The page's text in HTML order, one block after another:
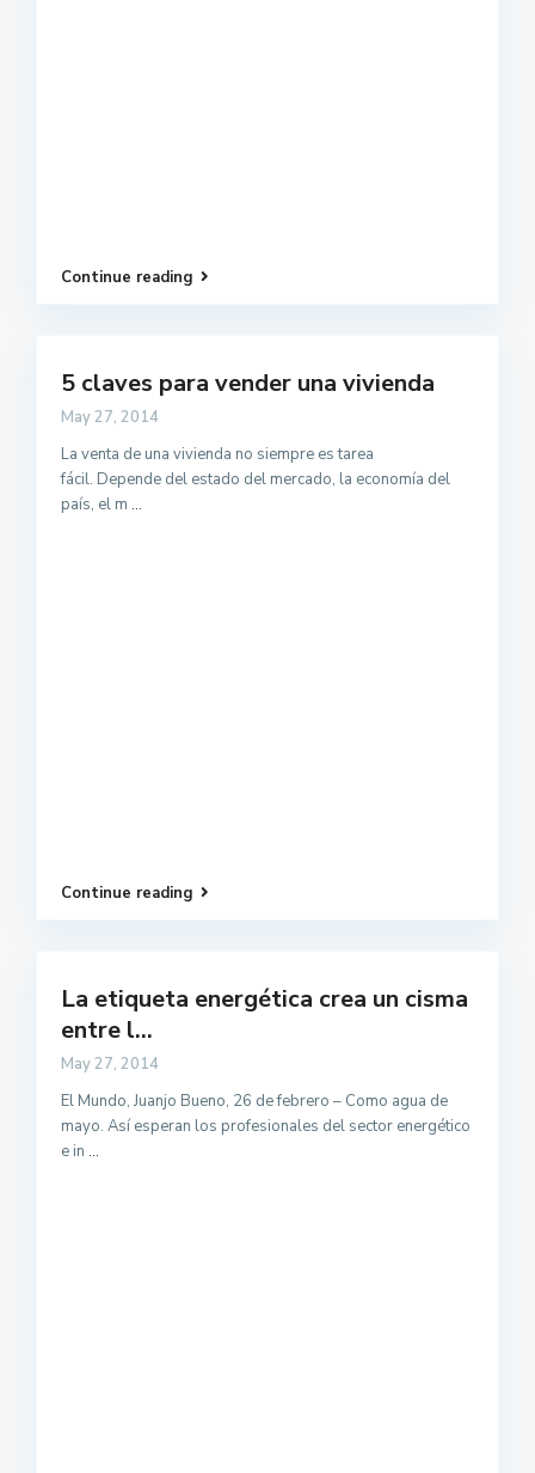
Continue reading
5 claves para vender una vivienda
May 27, 2014
La venta de una vivienda no siempre es tarea
fácil. Depende del estado del mercado, la economía del
país, el m ...
Continue reading
La etiqueta energética crea un cisma
entre l...
May 27, 2014
El Mundo, Juanjo Bueno, 26 de febrero – Como agua de
mayo. Así esperan los profesionales del sector energético
e in ...